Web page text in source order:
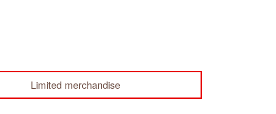
Limited merchandise